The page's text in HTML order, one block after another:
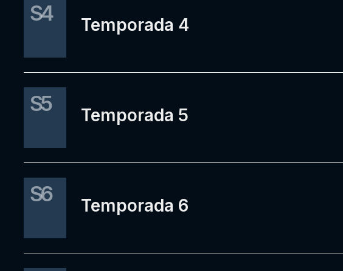
S4 Temporada 4
S5 Temporada 5
S6 Temporada 6